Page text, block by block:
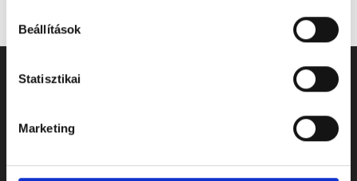
Beállítások
Statisztikai
Marketing